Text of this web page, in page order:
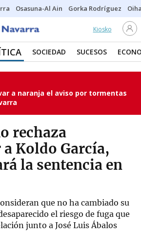
Osasuna-Al Ain Gorka Rodríguez
Kiosko
SOCIEDAD SUCESOS
a naranja el aviso por tormentas
rechaza
Koldo García,
la sentencia en
que no ha cambiado su
el riesgo de fuga que
junto a José Luis Ábalos